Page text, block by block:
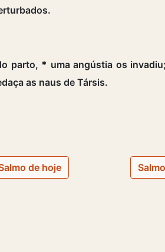
parto, * uma angústia os invadiu;
as naus de Társis.
de hoje